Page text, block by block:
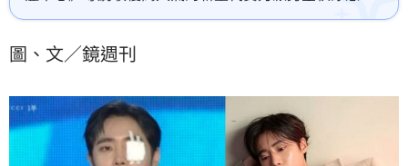
在登上舞台擔任頒獎人時，卻因為「左眼裹著大塊繃
泳愚在去年（2025）才剛奪下百想新人獎，今年重回舊
圖、文／鏡週刊